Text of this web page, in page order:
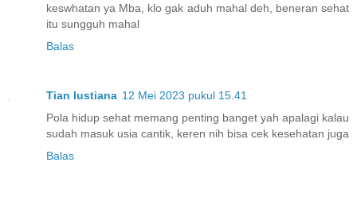
keswhatan ya Mba, klo gak aduh mahal deh, beneran sehat
itu sungguh mahal
Balas
Tian lustiana 12 Mei 2023 pukul 15.41
Pola hidup sehat memang penting banget yah apalagi kalau
sudah masuk usia cantik, keren nih bisa cek kesehatan juga
Balas